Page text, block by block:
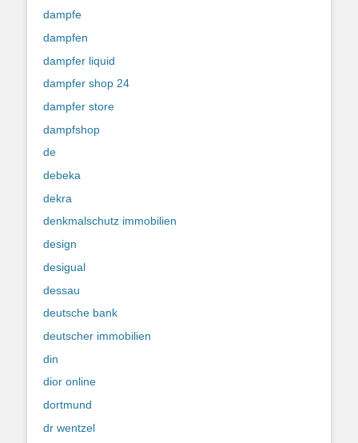
dampfe
dampfen
dampfer liquid
dampfer shop 24
dampfer store
dampfshop
de
debeka
dekra
denkmalschutz immobilien
design
desigual
dessau
deutsche bank
deutscher immobilien
din
dior online
dortmund
dr wentzel